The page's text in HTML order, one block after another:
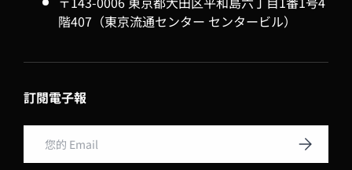
階407（東京流通センター センタービル）
訂閱電子報
訂閱